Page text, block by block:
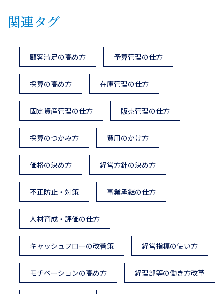
関連タグ
顧客満足の高め方 予算管理の仕方
採算の高め方 在庫管理の仕方
固定資産管理の仕方 販売管理の仕方
採算のつかみ方 費用のかけ方
価格の決め方 経営方針の決め方
不正防止・対策 事業承継の仕方
人材育成・評価の仕方
キャッシュフローの改善策 経営指標の使い方
モチベーションの高め方 経理部等の働き方改革